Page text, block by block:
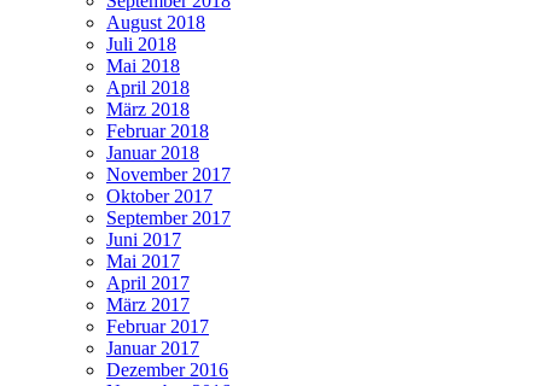
August 2018
Juli 2018
Mai 2018
April 2018
März 2018
Februar 2018
Januar 2018
November 2017
Oktober 2017
September 2017
Juni 2017
Mai 2017
April 2017
März 2017
Februar 2017
Januar 2017
Dezember 2016